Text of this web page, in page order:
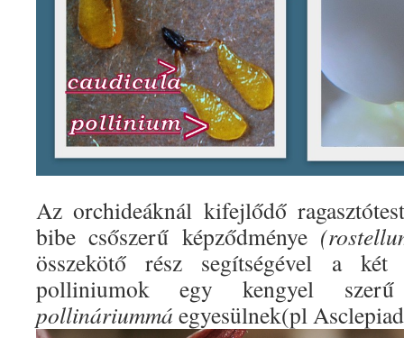
Az orchideáknál kifejlődő
bibe csőszerű képződménye
összekötő rész segítségével a két
polliniumok egy kengyel
pollináriummá egyesülnek(pl